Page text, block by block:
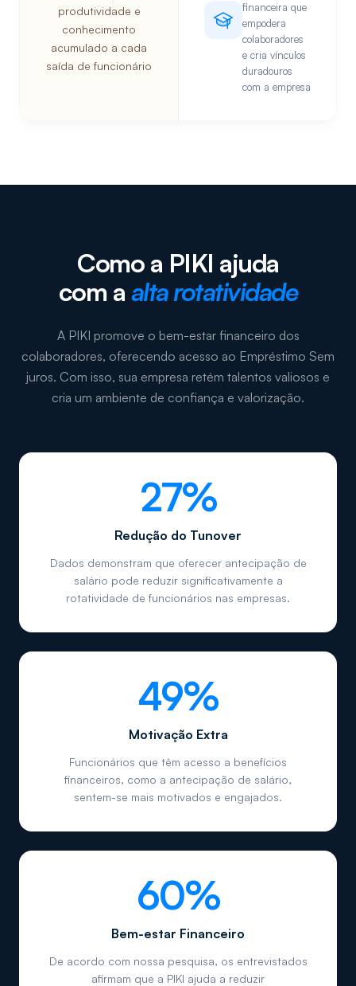
produtividade e
conhecimento
acumulado a cada
saída de funcionário
financeira que
empodera
colaboradores
e cria vínculos
duradouros
com a empresa
Como a PIKI ajuda
com a alta rotatividade
A PIKI promove o bem-estar financeiro dos
colaboradores, oferecendo acesso ao Empréstimo Sem
juros. Com isso, sua empresa retém talentos valiosos e
cria um ambiente de confiança e valorização.
27%
Redução do Tunover
Dados demonstram que oferecer antecipação de
salário pode reduzir significativamente a
rotatividade de funcionários nas empresas.
49%
Motivação Extra
Funcionários que têm acesso a benefícios
financeiros, como a antecipação de salário,
sentem-se mais motivados e engajados.
60%
Bem-estar Financeiro
De acordo com nossa pesquisa, os entrevistados
afirmam que a PIKI ajuda a reduzir